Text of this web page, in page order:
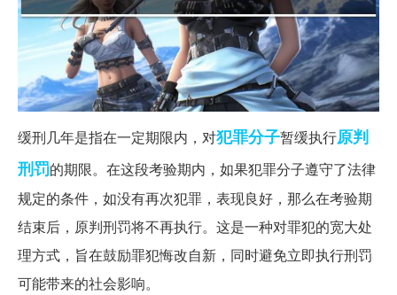
缓刑几年是指在一定期限内，对犯罪分子暂缓执行原判
刑罚的期限。在这段考验期内，如果犯罪分子遵守了法律
规定的条件，如没有再次犯罪，表现良好，那么在考验期
结束后，原判刑罚将不再执行。这是一种对罪犯的宽大处
理方式，旨在鼓励罪犯悔改自新，同时避免立即执行刑罚
可能带来的社会影响。